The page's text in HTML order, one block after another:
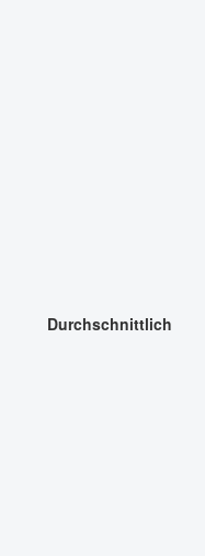
Durchschnittlich